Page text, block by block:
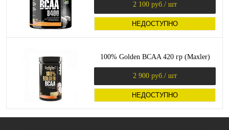
2 100 руб./ шт
НЕДОСТУПНО
100% Golden BCAA 420 гр (Maxler)
2 900 руб./ шт
НЕДОСТУПНО